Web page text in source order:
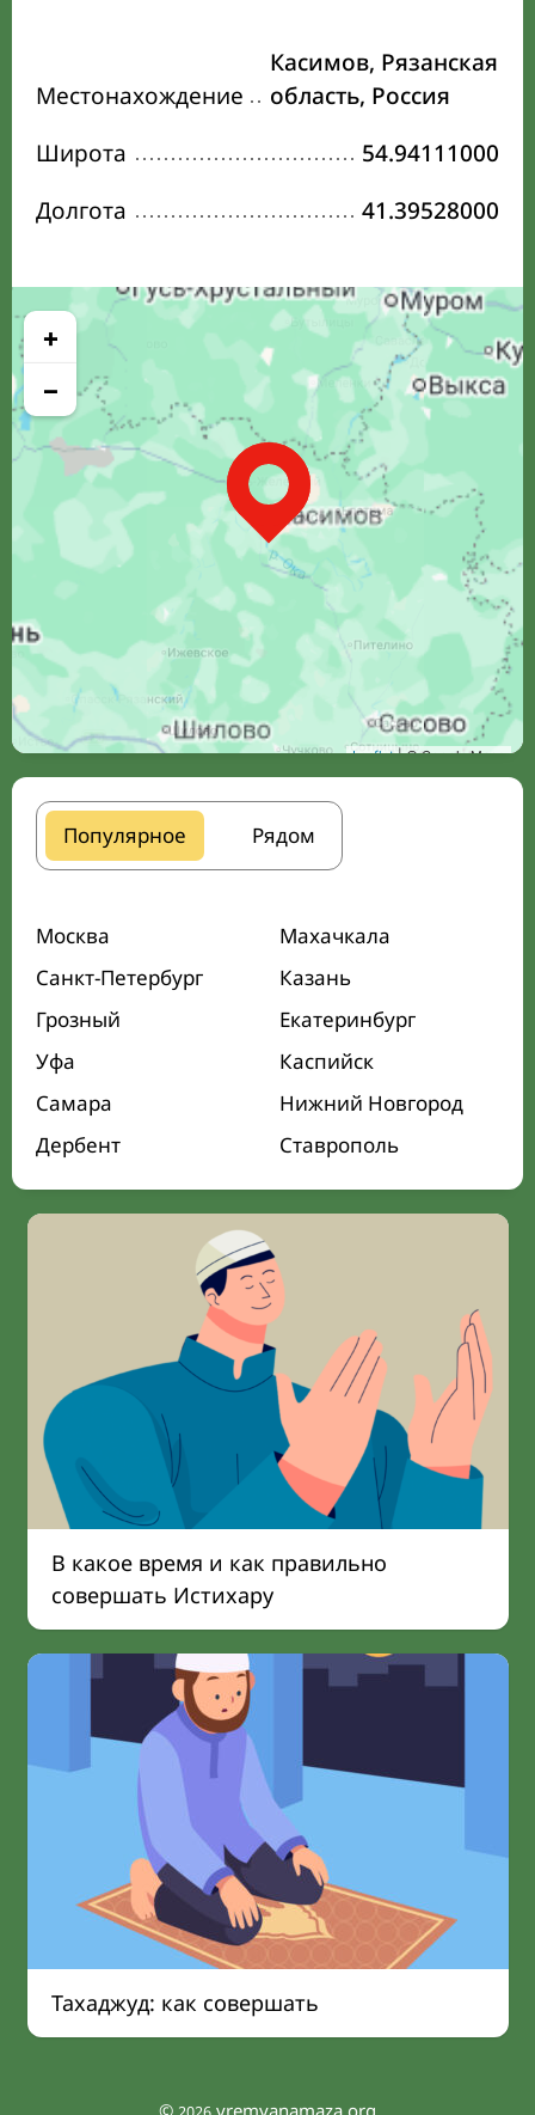
Местонахождение
Касимов, Рязанская
область, Россия
Широта
54.94111000
Долгота
41.39528000
+
−
Leaflet| © Google Maps
Популярное Рядом
Москва
Махачкала
Санкт-Петербург
Казань
Грозный
Екатеринбург
Уфа
Каспийск
Самара
Нижний Новгород
Дербент
Ставрополь
В какое время и как правильно
совершать Истихару
Тахаджуд: как совершать